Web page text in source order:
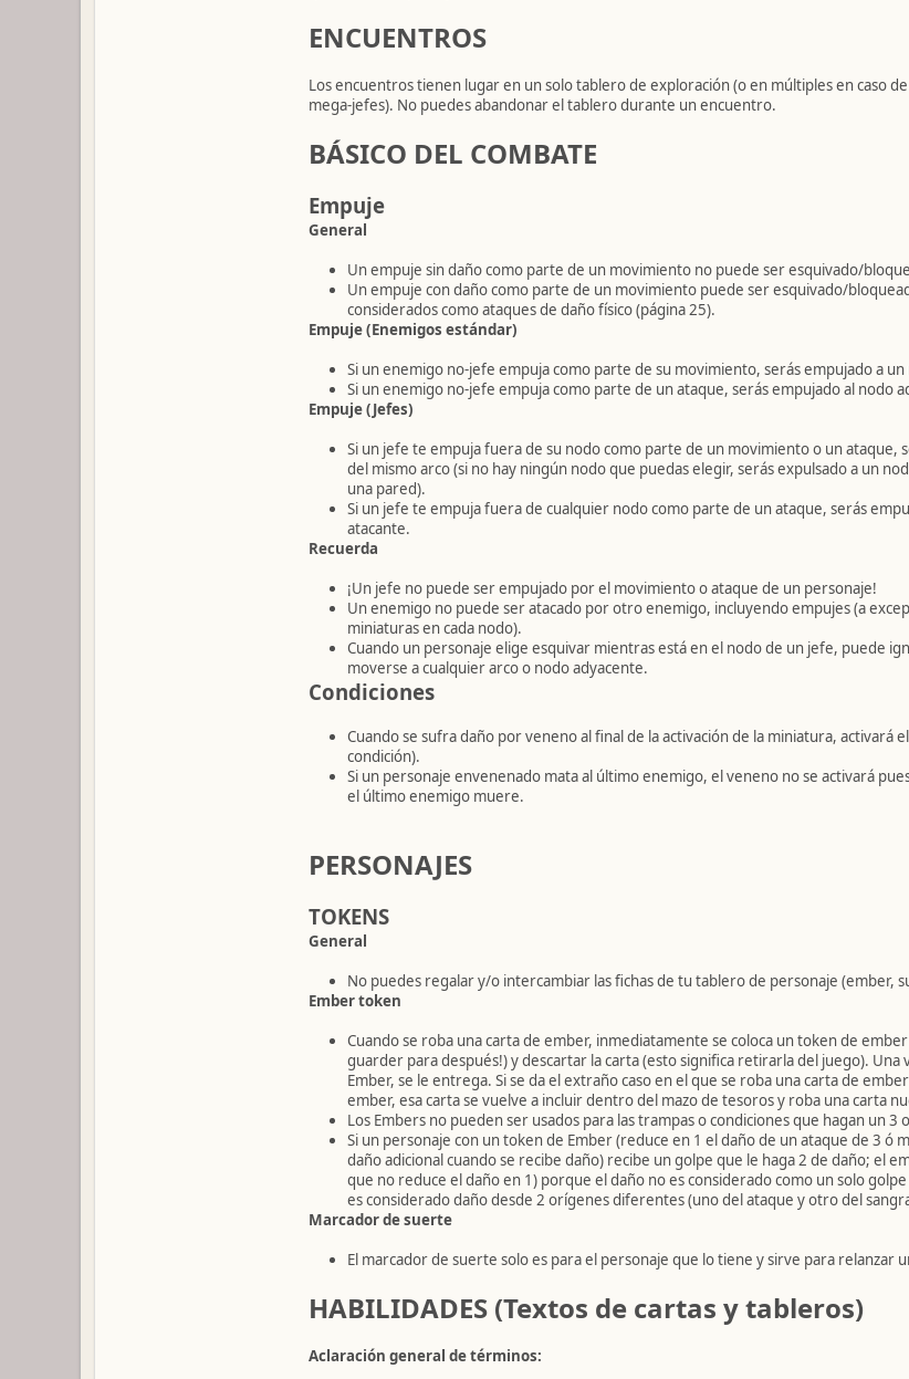
ENCUENTROS
Los encuentros tienen lugar en un solo tablero de exploración (o en múltiples en caso
mega-jefes). No puedes abandonar el tablero durante un encuentro.
BÁSICO DEL COMBATE
Empuje
General
Un empuje sin daño como parte de un movimiento no puede ser esquivado/
Un empuje con daño como parte de un movimiento puede ser esquivado/
considerados como ataques de daño físico (página 25).
Empuje (Enemigos estándar)
Si un enemigo no-jefe empuja como parte de su movimiento, serás empujado a
Si un enemigo no-jefe empuja como parte de un ataque, serás empujado al nodo
Empuje (Jefes)
Si un jefe te empuja fuera de su nodo como parte de un movimiento o un ataque,
del mismo arco (si no hay ningún nodo que puedas elegir, serás expulsado a un
una pared).
Si un jefe te empuja fuera de cualquier nodo como parte de un ataque, serás
atacante.
Recuerda
¡Un jefe no puede ser empujado por el movimiento o ataque de un personaje!
Un enemigo no puede ser atacado por otro enemigo, incluyendo empujes (a
miniaturas en cada nodo).
Cuando un personaje elige esquivar mientras está en el nodo de un jefe, puede
moverse a cualquier arco o nodo adyacente.
Condiciones
Cuando se sufra daño por veneno al final de la activación de la miniatura, activará
condición).
Si un personaje envenenado mata al último enemigo, el veneno no se activará
el último enemigo muere.
PERSONAJES
TOKENS
General
No puedes regalar y/o intercambiar las fichas de tu tablero de personaje (ember,
Ember token
Cuando se roba una carta de ember, inmediatamente se coloca un token de
guarder para después!) y descartar la carta (esto significa retirarla del juego). Una
Ember, se le entrega. Si se da el extraño caso en el que se roba una carta de
ember, esa carta se vuelve a incluir dentro del mazo de tesoros y roba una carta
Los Embers no pueden ser usados para las trampas o condiciones que hagan un 3
Si un personaje con un token de Ember (reduce en 1 el daño de un ataque de 3 ó
daño adicional cuando se recibe daño) recibe un golpe que le haga 2 de daño; el
que no reduce el daño en 1) porque el daño no es considerado como un solo
es considerado daño desde 2 orígenes diferentes (uno del ataque y otro del
Marcador de suerte
El marcador de suerte solo es para el personaje que lo tiene y sirve para relanzar
HABILIDADES (Textos de cartas y tableros)
Aclaración general de términos: